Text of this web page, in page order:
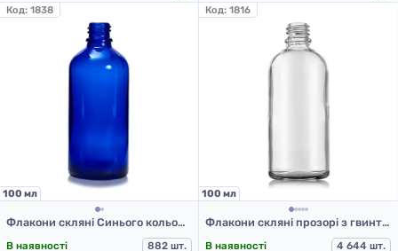
Код: 1838
100 мл
Флакони скляні Синього кольору з гвинтовою горловиною 100 мл, DIN 18, для Л-З (скляні флакони 100 мл)
В наявності 882 шт.
Код: 1816
100 мл
Флакони скляні прозорі з гвинтовою горловиною 100 мл, DIN 18 для Л-З (скляний флакон 100 мл)
В наявності 4 644 шт.